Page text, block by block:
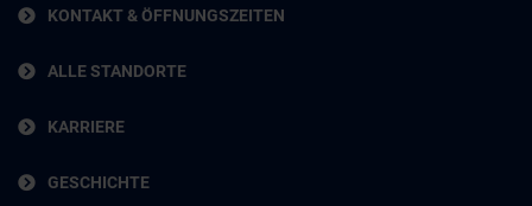
KONTAKT & ÖFFNUNGSZEITEN
ALLE STANDORTE
KARRIERE
GESCHICHTE